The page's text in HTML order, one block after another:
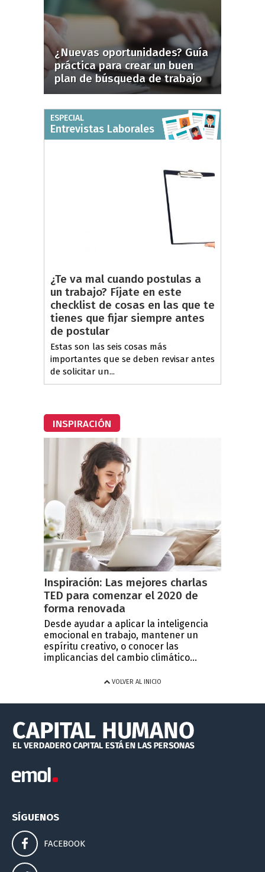
¿Nuevas oportunidades? Guía
práctica para crear un buen
plan de búsqueda de trabajo
ESPECIAL
Entrevistas Laborales
¿Te va mal cuando postulas a
un trabajo? Fíjate en este
checklist de cosas en las que te
tienes que fijar siempre antes
de postular
Estas son las seis cosas más
importantes que se deben revisar antes
de solicitar un...
INSPIRACIÓN
Inspiración: Las mejores charlas
TED para comenzar el 2020 de
forma renovada
Desde ayudar a aplicar la inteligencia
emocional en trabajo, mantener un
espíritu creativo, o conocer las
implicancias del cambio climático...
VOLVER AL INICIO
SÍGUENOS
FACEBOOK